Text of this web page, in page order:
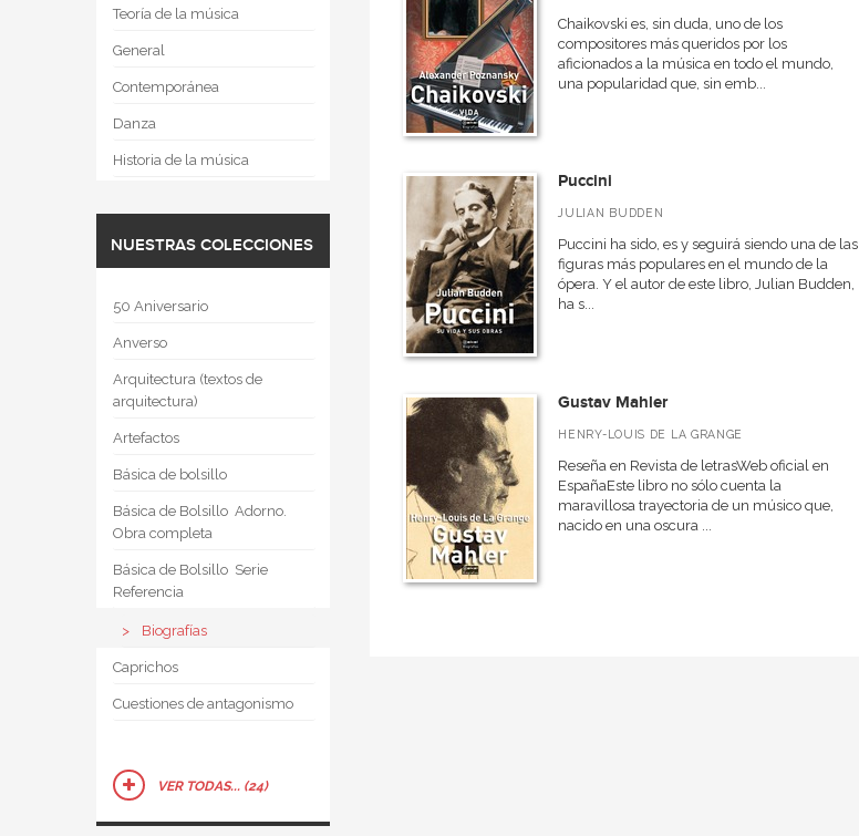
Teoría de la música
General
Contemporánea
Danza
Historia de la música
NUESTRAS COLECCIONES
50 Aniversario
Anverso
Arquitectura (textos de
arquitectura)
Artefactos
Básica de bolsillo
Básica de Bolsillo  Adorno.
Obra completa
Básica de Bolsillo  Serie
Referencia
Biografías
Caprichos
Cuestiones de antagonismo
VER TODAS... (24)
Chaikovski es, sin duda, uno de los
compositores más queridos por los
aficionados a la música en todo el mundo,
una popularidad que, sin emb...
Puccini
JULIAN BUDDEN
Puccini ha sido, es y seguirá siendo una de las
figuras más populares en el mundo de la
ópera. Y el autor de este libro, Julian Budden,
ha s...
Gustav Mahler
HENRY-LOUIS DE LA GRANGE
Reseña en Revista de letrasWeb oficial en
EspañaEste libro no sólo cuenta la
maravillosa trayectoria de un músico que,
nacido en una oscura ...